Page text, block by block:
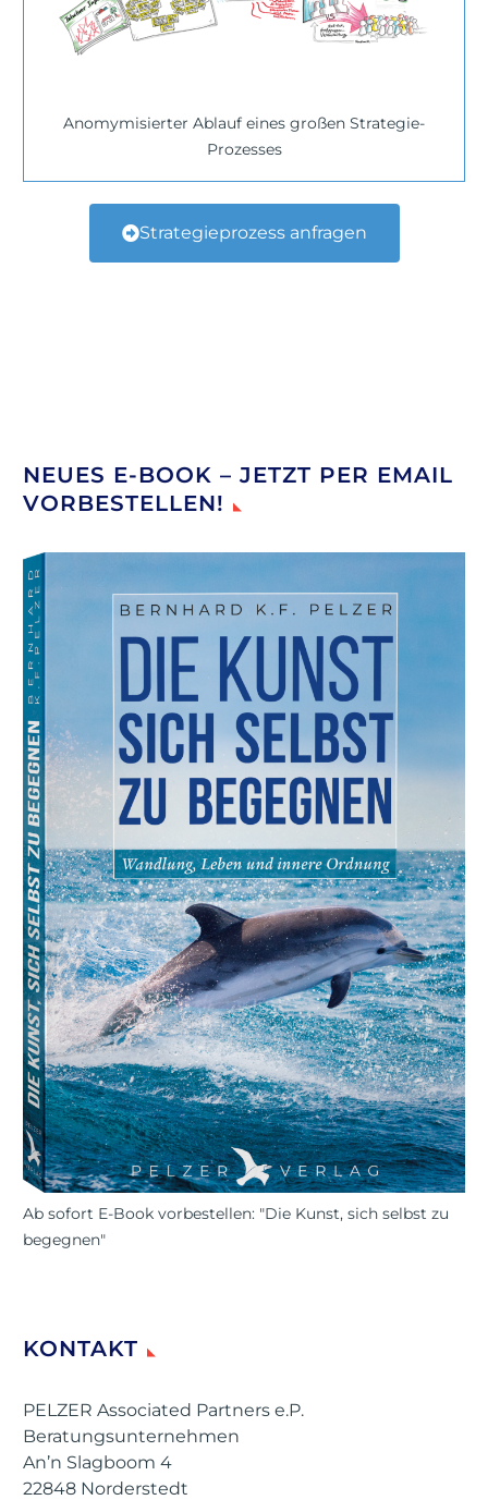
Anomymisierter Ablauf eines großen Strategie-
Prozesses
Strategieprozess anfragen
NEUES E-BOOK – JETZT PER EMAIL
VORBESTELLEN!
Ab sofort E-Book vorbestellen: "Die Kunst, sich selbst zu
begegnen"
KONTAKT
PELZER Associated Partners e.P.
Beratungsunternehmen
An’n Slagboom 4
22848 Norderstedt